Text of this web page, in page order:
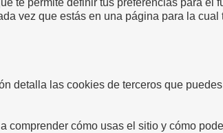
te permite definir tus preferencias para el
vez que estás en una página para la cual
detalla las cookies de terceros que
cómo usas el sitio y cómo